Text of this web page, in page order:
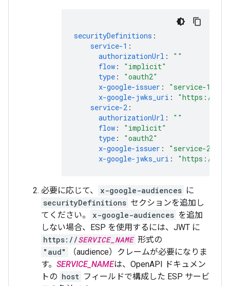
securityDefinitions :
service-1 :
authorizationUrl :
""
flow :
"implicit"
type :
"oauth2"
x-google-issuer :
"service-
x-google-jwks_uri :
"https://
service-2 :
authorizationUrl :
""
flow :
"implicit"
type :
"oauth2"
x-google-issuer :
"service-
x-google-jwks_uri : "https://
必要に応じて、 x-google-audiences に
securityDefinitions セクションを追加し
てください。
x-google-audiences を追加
しない場合、ESP を使用するには、JWT に
https://SERVICE_NAME 形式の
"aud"
（audience）クレームが必要になりま
す。 SERVICE_NAMEは、OpenAPI ドキュメン
トの host フィールドで構成した ESP サービ